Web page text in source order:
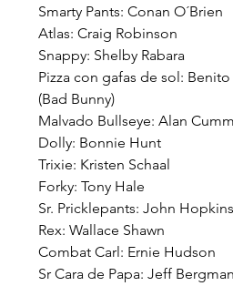
Smarty Pants: Conan O´Brien
Atlas: Craig Robinson
Snappy: Shelby Rabara
Pizza con gafas de sol:
(Bad Bunny)
Malvado Bullseye: Alan
Dolly: Bonnie Hunt
Trixie: Kristen Schaal
Forky: Tony Hale
Sr. Pricklepants: John Hopkins
Rex: Wallace Shawn
Combat Carl: Ernie Hudson
Sr Cara de Papa: Jeff Bergman